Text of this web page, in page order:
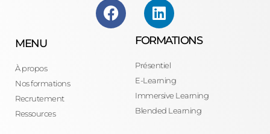
MENU
À propos
Nos formations
Recrutement
Ressources
FORMATIONS
Présentiel
E-Learning
Immersive Learning
Blended Learning